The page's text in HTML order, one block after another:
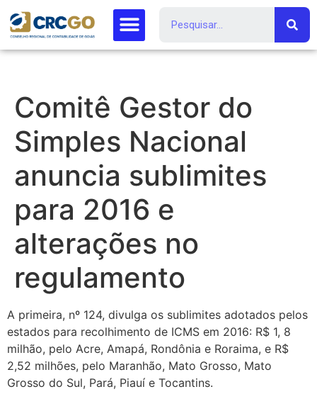
Comitê Gestor do
Simples Nacional
anuncia sublimites
para 2016 e
alterações no
regulamento
A primeira, nº 124, divulga os sublimites adotados pelos
estados para recolhimento de ICMS em 2016: R$ 1, 8
milhão, pelo Acre, Amapá, Rondônia e Roraima, e R$
2,52 milhões, pelo Maranhão, Mato Grosso, Mato
Grosso do Sul, Pará, Piauí e Tocantins.